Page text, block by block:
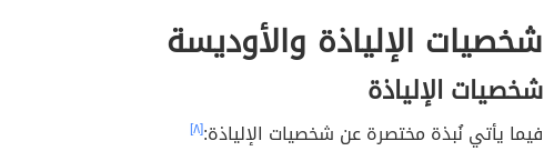
شخصيات الإلياذة والأوديسة
شخصيات الإلياذة
فيما يأتي نُبذة مختصرة عن شخصيات الإلياذة:[٨]